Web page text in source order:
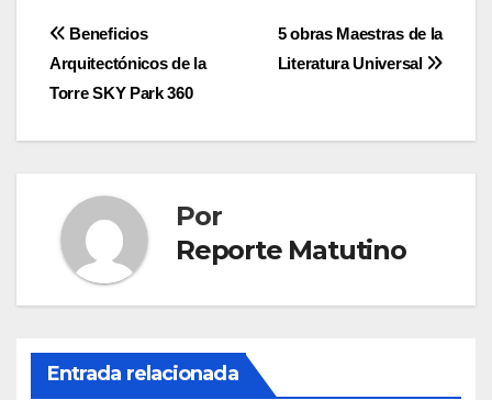
Navegación
de
entradas
5 obras Maestras de la
Literatura Universal
Beneficios
Arquitectónicos de la
Torre SKY Park 360
Por
Reporte Matutino
Entrada relacionada